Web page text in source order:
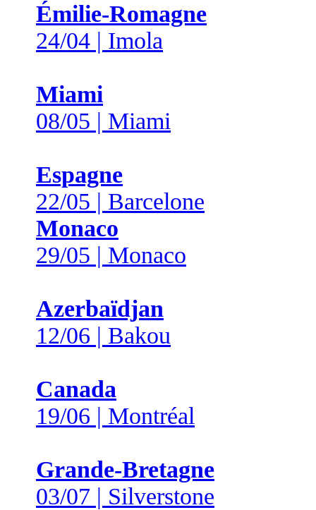
Émilie-Romagne
24/04 | Imola
Miami
08/05 | Miami
Espagne
22/05 | Barcelone
Monaco
29/05 | Monaco
Azerbaïdjan
12/06 | Bakou
Canada
19/06 | Montréal
Grande-Bretagne
03/07 | Silverstone